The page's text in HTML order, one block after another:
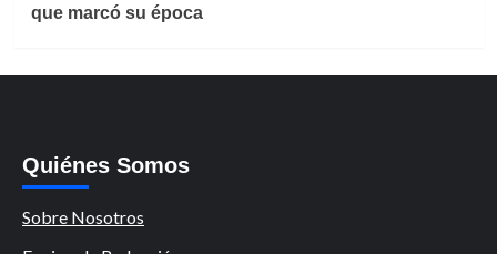
que marcó su época
Quiénes Somos
Sobre Nosotros